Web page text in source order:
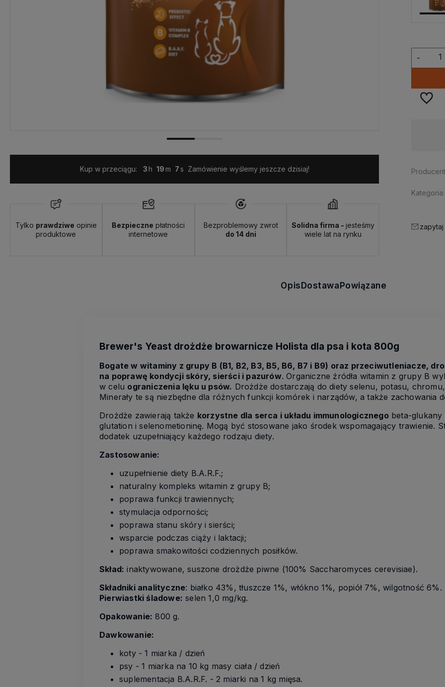
Kup w przeciągu: 3 19 5 Zamówienie wyślemy jeszcze dzisiaj!
Tylko prawdziwe opinie
produktowe
Bezpieczne płatności
internetowe
Bezproblemowy zwrot
do 14 dni
Solidna firma - jesteśmy
wiele lat na rynku
-
Kategoria:
OpisDostawaPowiązane
Brewer's Yeast drożdże browarnicze Holista dla psa i kota 800g
Bogate w witaminy z grupy B (B1, B2, B3, B5, B6, B7 i B9) oraz przeciwutleniacze,
na poprawę kondycji skóry, sierści i pazurów. Organiczne źródła witamin z grupy B
w celu ograniczenia lęku u psów. Drożdże dostarczają do diety selenu, potasu,
Minerały te są niezbędne dla różnych funkcji komórek i narządów, a także zachowania
Drożdże zawierają także korzystne dla serca i układu immunologicznegobeta-glukany
glutation i selenometioninę. Mogą być stosowane jako środek wspomagający trawienie.
dodatek uzupełniający każdego rodzaju diety.
Zastosowanie:
uzupełnienie diety B.A.R.F.;
naturalny kompleks witamin z grupy B;
poprawa funkcji trawiennych;
stymulacja odporności;
poprawa stanu skóry i sierści;
wsparcie podczas ciąży i laktacji;
poprawa smakowitości codziennych posiłków.
Skład: inaktywowane, suszone drożdże piwne (100% Saccharomyces cerevisiae).
Składniki analityczne: białko 43%, tłuszcze 1%, włókno 1%, popiół 7%, wilgotność 6%.
Pierwiastki śladowe: selen 1,0 mg/kg.
Opakowanie: 800 g.
Dawkowanie:
koty - 1 miarka / dzień
psy - 1 miarka na 10 kg masy ciała / dzień
suplementacja B.A.R.F. - 2 miarki na 1 kg mięsa.